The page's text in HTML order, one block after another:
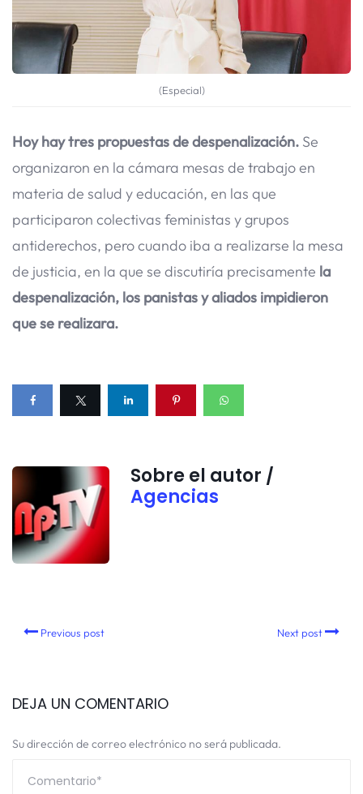
(Especial)
Hoy hay tres propuestas de despenalización. Se
organizaron en la cámara mesas de trabajo en
materia de salud y educación, en las que
participaron colectivas feministas y grupos
antiderechos, pero cuando iba a realizarse la mesa
de justicia, en la que se discutiría precisamente la
despenalización, los panistas y aliados impidieron
que se realizara.
Sobre el autor /
Agencias
Previous post Next post
DEJA UN COMENTARIO
Su dirección de correo electrónico no será publicada.